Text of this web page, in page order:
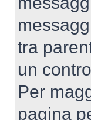
tra
un
Per
pagina